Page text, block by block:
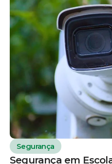
Segurança
Segurança em